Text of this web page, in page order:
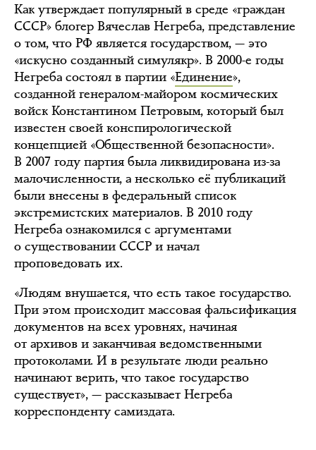
Как утверждает популярный в среде «граждан
СССР» блогер Вячеслав Негреба, представление
о том, что РФ является государством, — это
«искусно созданный симулякр». В 2000-е годы
Негреба состоял в партии «Единение»,
созданной генералом-майором космических
войск Константином Петровым, который был
известен своей конспирологической
концепцией «Общественной безопасности».
В 2007 году партия была ликвидирована из-за
малочисленности, а несколько её публикаций
были внесены в федеральный список
экстремистских материалов. В 2010 году
Негреба ознакомился с аргументами
о существовании СССР и начал
проповедовать их.
«Людям внушается, что есть такое государство.
При этом происходит массовая фальсификация
документов на всех уровнях, начиная
от архивов и заканчивая ведомственными
протоколами. И в результате люди реально
начинают верить, что такое государство
существует», — рассказывает Негреба
корреспонденту самиздата.